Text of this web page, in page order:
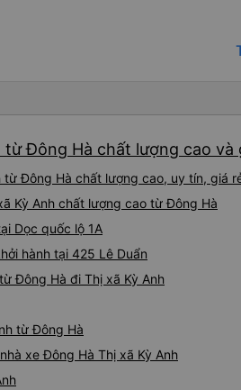
Đông Hà chất lượng cao và
từ Đông Hà chất lượng cao, uy tín, giá
Kỳ Anh chất lượng cao từ Đông Hà
Dọc quốc lộ 1A
hành tại 425 Lê Duẩn
Đông Hà đi Thị xã Kỳ Anh
từ Đông Hà
xe Đông Hà Thị xã Kỳ Anh